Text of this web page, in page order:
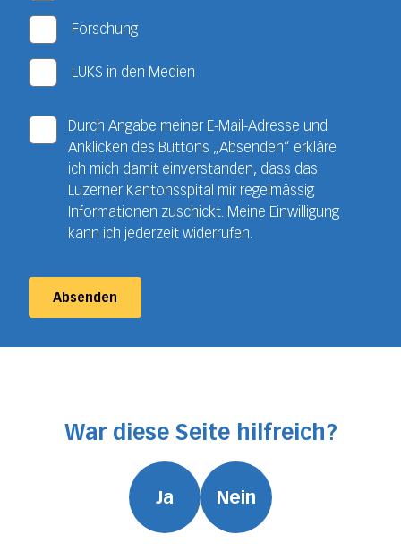
Forschung
LUKS in den Medien
Durch Angabe meiner E-Mail-Adresse und
Anklicken des Buttons „Absenden“ erkläre
ich mich damit einverstanden, dass das
Luzerner Kantonsspital mir regelmässig
Informationen zuschickt. Meine Einwilligung
kann ich jederzeit widerrufen.
Absenden
War diese Seite hilfreich?
Ja Nein